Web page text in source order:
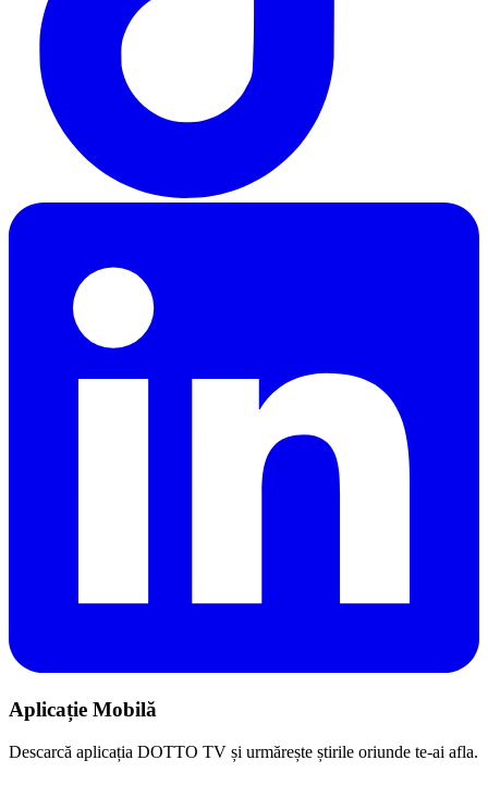
Aplicație Mobilă
Descarcă aplicația DOTTO TV și urmărește știrile oriunde te-ai afla.